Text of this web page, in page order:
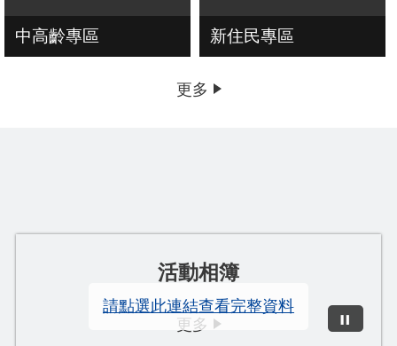
中高齡專區 新住民專區
更多
活動相簿
更多
請點選此連結查看完整資料